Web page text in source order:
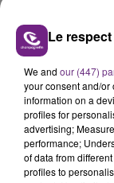
LE
SES PORTES
C'était l'une
rémois. Le
fermer ses
TITRES
0h54
0h54
Le
We and our (447)
your consent and/or
information on a
profiles for
advertising;
performance;
of data from
profiles to